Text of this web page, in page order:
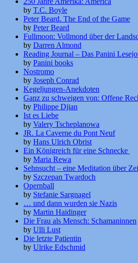
by T.C. Boyle
Peter Beard. The End of the Game
by Peter Beard
Fullmoon: Vollmond über der
by Darren Almond
Reading Journal – Das Panini
by Panini books
Nostromo
by Joseph Conrad
Kegeljungen-Anekdoten
Ganz zu schweigen von: Offene
by Philippe Djian
Ist es Liebe
by Valery Tscheplanowa
JR. La Caverne du Pont Neuf
by Hans Ulrich Obrist
Ein Königreich für eine Schnecke
by Maria Rewa
Sehnsucht – eine Meditation über
by Szczepan Twardoch
Opernball
by Stefanie Sargnagel
… und dann wurden sie Nazis
by Martin Haidinger
Die Frau als Mensch: Schamaninnen
by Ulli Lust
Die letzte Patientin
by Ulrike Edschmid